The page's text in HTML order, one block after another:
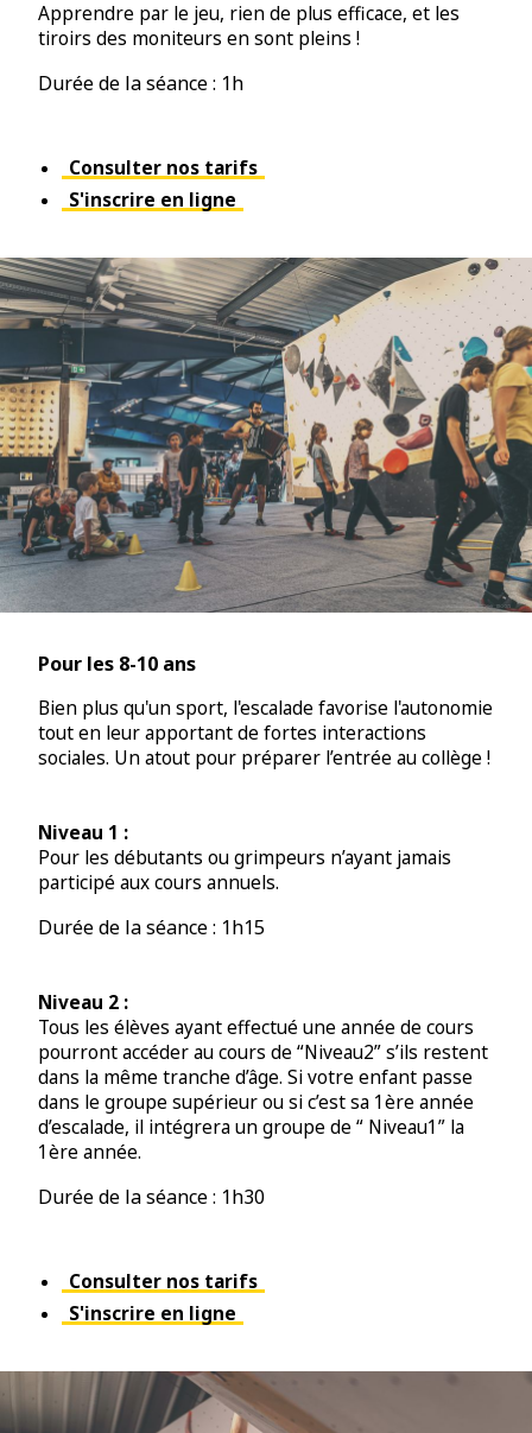
Apprendre par le jeu, rien de plus efficace, et les
tiroirs des moniteurs en sont pleins !
Durée de la séance : 1h
Consulter nos tarifs
S'inscrire en ligne
Pour les 8-10 ans
Bien plus qu'un sport, l'escalade favorise l'autonomie
tout en leur apportant de fortes interactions
sociales. Un atout pour préparer l’entrée au collège !
Niveau 1 :
Pour les débutants ou grimpeurs n’ayant jamais
participé aux cours annuels.
Durée de la séance : 1h15
Niveau 2 :
Tous les élèves ayant effectué une année de cours
pourront accéder au cours de “Niveau2” s’ils restent
dans la même tranche d’âge. Si votre enfant passe
dans le groupe supérieur ou si c’est sa 1ère année
d’escalade, il intégrera un groupe de “ Niveau1” la
1ère année.
Durée de la séance : 1h30
Consulter nos tarifs
S'inscrire en ligne